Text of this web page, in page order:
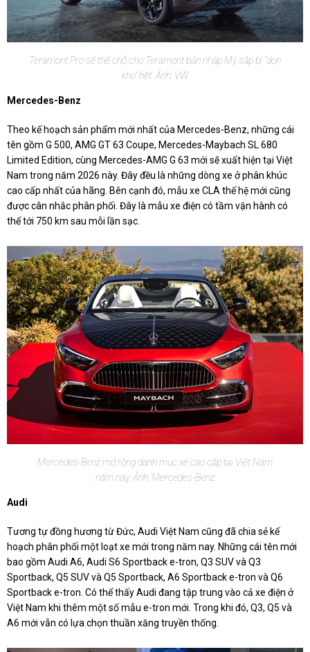
Teramont Pro sẽ thế chỗ cho Teramont bản nhập Mỹ sắp bị "dọn
kho" hết. Ảnh: VW
Mercedes-Benz
Theo kế hoạch sản phẩm mới nhất của Mercedes-Benz, những cái
tên gồm G 500, AMG GT 63 Coupe, Mercedes-Maybach SL 680
Limited Edition, cùng Mercedes-AMG G 63 mới sẽ xuất hiện tại Việt
Nam trong năm 2026 này. Đây đều là những dòng xe ở phân khúc
cao cấp nhất của hãng. Bên cạnh đó, mẫu xe CLA thế hệ mới cũng
được cân nhắc phân phối. Đây là mẫu xe điện có tầm vận hành có
thể tới 750 km sau mỗi lần sạc.
Mercedes-Benz mở rộng danh mục xe cao cấp tại Việt Nam
năm nay. Ảnh: Mercedes-Benz
Audi
Tương tự đồng hương từ Đức, Audi Việt Nam cũng đã chia sẻ kế
hoạch phân phối một loạt xe mới trong năm nay. Những cái tên mới
bao gồm Audi A6, Audi S6 Sportback e-tron, Q3 SUV và Q3
Sportback, Q5 SUV và Q5 Sportback, A6 Sportback e-tron và Q6
Sportback e-tron. Có thể thấy Audi đang tập trung vào cả xe điện ở
Việt Nam khi thêm một số mẫu e-tron mới. Trong khi đó, Q3, Q5 và
A6 mới vẫn có lựa chọn thuần xăng truyền thống.